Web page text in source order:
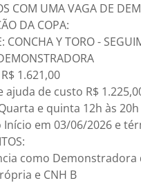
COM UMA VAGA DE
DA COPA:
CONCHA Y TORO -
1.621,00
ajuda de custo R$
e quinta 12h às
Início em 03/06/2026 e
como Demonstradora
e CNH B